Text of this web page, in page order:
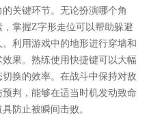
关键环节。无论扮演哪个角
掌握Z字形走位可以帮助躲避
利用游戏中的地形进行穿墙和
果。熟练使用快捷键可以大幅
换的效率。在战斗中保持对敌
判，能够在适当时机发动致命
防止被瞬间击败。